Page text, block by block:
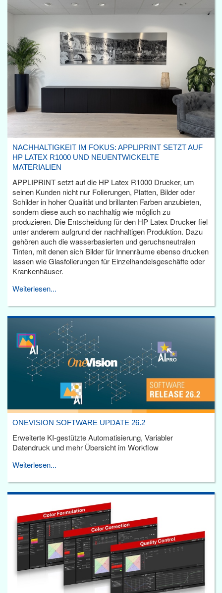
NACHHALTIGKEIT IM FOKUS: APPLIPRINT SETZT AUF
HP LATEX R1000 UND NEUENTWICKELTE
MATERIALIEN
APPLIPRINT setzt auf die HP Latex R1000 Drucker, um
seinen Kunden nicht nur Folierungen, Platten, Bilder oder
Schilder in hoher Qualität und brillanten Farben anzubieten,
sondern diese auch so nachhaltig wie möglich zu
produzieren. Die Entscheidung für den HP Latex Drucker fiel
unter anderem aufgrund der nachhaltigen Produktion. Dazu
gehören auch die wasserbasierten und geruchsneutralen
Tinten, mit denen sich Bilder für Innenräume ebenso drucken
lassen wie Glasfolierungen für Einzelhandelsgeschäfte oder
Krankenhäuser.
Weiterlesen...
ONEVISION SOFTWARE UPDATE 26.2
Erweiterte KI-gestützte Automatisierung, Variabler
Datendruck und mehr Übersicht im Workflow
Weiterlesen...